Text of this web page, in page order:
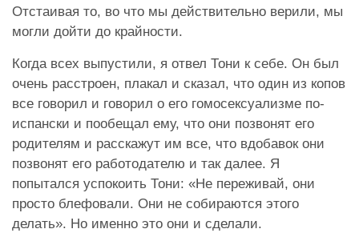
Отстаивая то, во что мы действительно верили, мы
могли дойти до крайности.
Когда всех выпустили, я отвел Тони к себе. Он был
очень расстроен, плакал и сказал, что один из копов
все говорил и говорил о его гомосексуализме по-
испански и пообещал ему, что они позвонят его
родителям и расскажут им все, что вдобавок они
позвонят его работодателю и так далее. Я
попытался успокоить Тони: «Не переживай, они
просто блефовали. Они не собираются этого
делать». Но именно это они и сделали.